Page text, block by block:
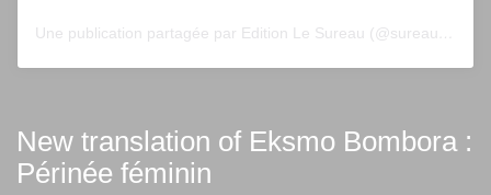
New translation of Eksmo Bombora :
Périnée féminin